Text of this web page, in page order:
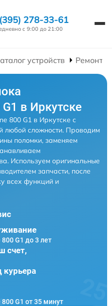
278-33-61
с 9:00 до 21:00
устройств Ремонт
в Иркутске
800 G1 в Иркутске с
любой сложности. Проводим
поломки, заменяем
Используем оригинальные
запчасти, после
всех функций и
G1 до 3 лет
счет,
курьера
G1 от 35 минут